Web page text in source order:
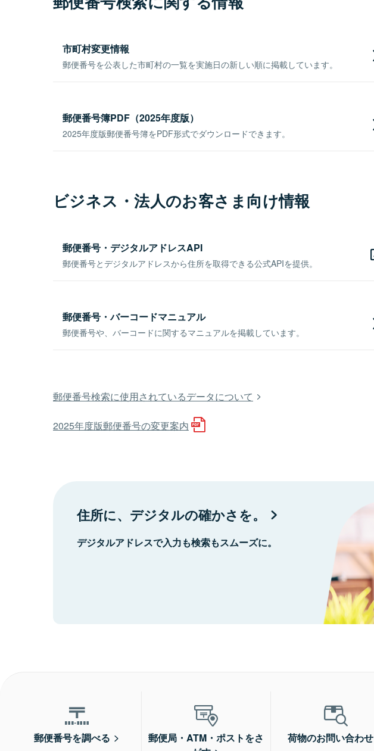
市町村変更情報
郵便番号を公表した市町村の一覧を実施日の新しい順に掲載しています。
郵便番号簿PDF（2025年度版）
2025年度版郵便番号簿をPDF形式でダウンロードできます。
ビジネス・法人のお客さま向け情報
郵便番号・デジタルアドレスAPI
郵便番号とデジタルアドレスから住所を取得できる公式APIを提供。
郵便番号・バーコードマニュアル
郵便番号や、バーコードに関するマニュアルを掲載しています。
郵便番号検索に使用されているデータについて
2025年度版郵便番号の変更案内
住所に、デジタルの確かさを。
デジタルアドレスで入力も検索もスムーズに。
郵便番号を調べる
郵便局・ATM・ポストをさ
荷物のお問い合わせ